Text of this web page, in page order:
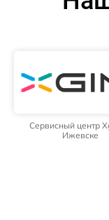
Сервисный центр
Ижевске